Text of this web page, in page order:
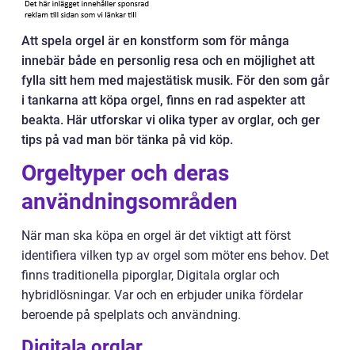
Att spela orgel är en konstform som för många
innebär både en personlig resa och en möjlighet att
fylla sitt hem med majestätisk musik. För den som går
i tankarna att köpa orgel, finns en rad aspekter att
beakta. Här utforskar vi olika typer av orglar, och ger
tips på vad man bör tänka på vid köp.
Orgeltyper och deras
användningsområden
När man ska köpa en orgel är det viktigt att först
identifiera vilken typ av orgel som möter ens behov. Det
finns traditionella piporglar, Digitala orglar och
hybridlösningar. Var och en erbjuder unika fördelar
beroende på spelplats och användning.